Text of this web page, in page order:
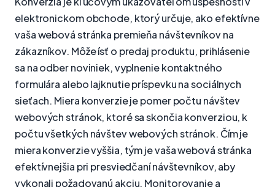
elektronickom obchode, ktorý určuje, ako efektívne
vaša webová stránka premieňa návštevníkov na
zákazníkov. Môže ísť o predaj produktu, prihlásenie
sa na odber noviniek, vyplnenie kontaktného
formulára alebo lajknutie príspevku na sociálnych
sieťach. Miera konverzie je pomer počtu návštev
webových stránok, ktoré sa skončia konverziou, k
počtu všetkých návštev webových stránok. Čím je
miera konverzie vyššia, tým je vaša webová stránka
efektívnejšia pri presviedčaní návštevníkov, aby
vykonali požadovanú akciu. Monitorovanie a